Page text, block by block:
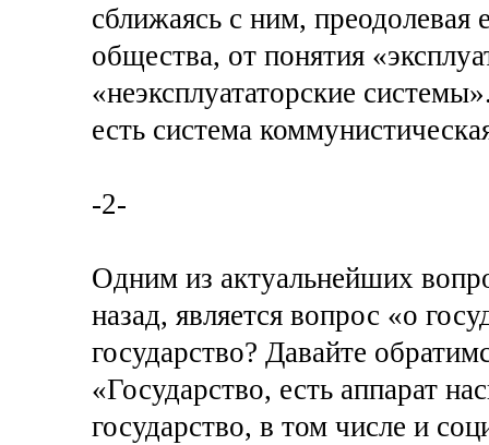
сближаясь с ним, преодолевая
общества, от понятия
«неэксплуататорские
есть система
-2-
Одним из актуальнейших
назад, является вопрос «о
государство? Давайте
«Государство, есть аппарат
государство, в том числе и